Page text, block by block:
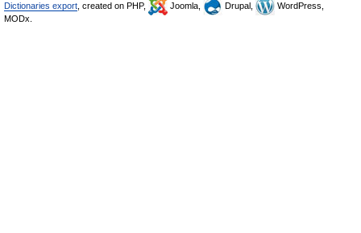
Dictionaries export , created on PHP, Joomla, Drupal,
WordPress,
MODx.